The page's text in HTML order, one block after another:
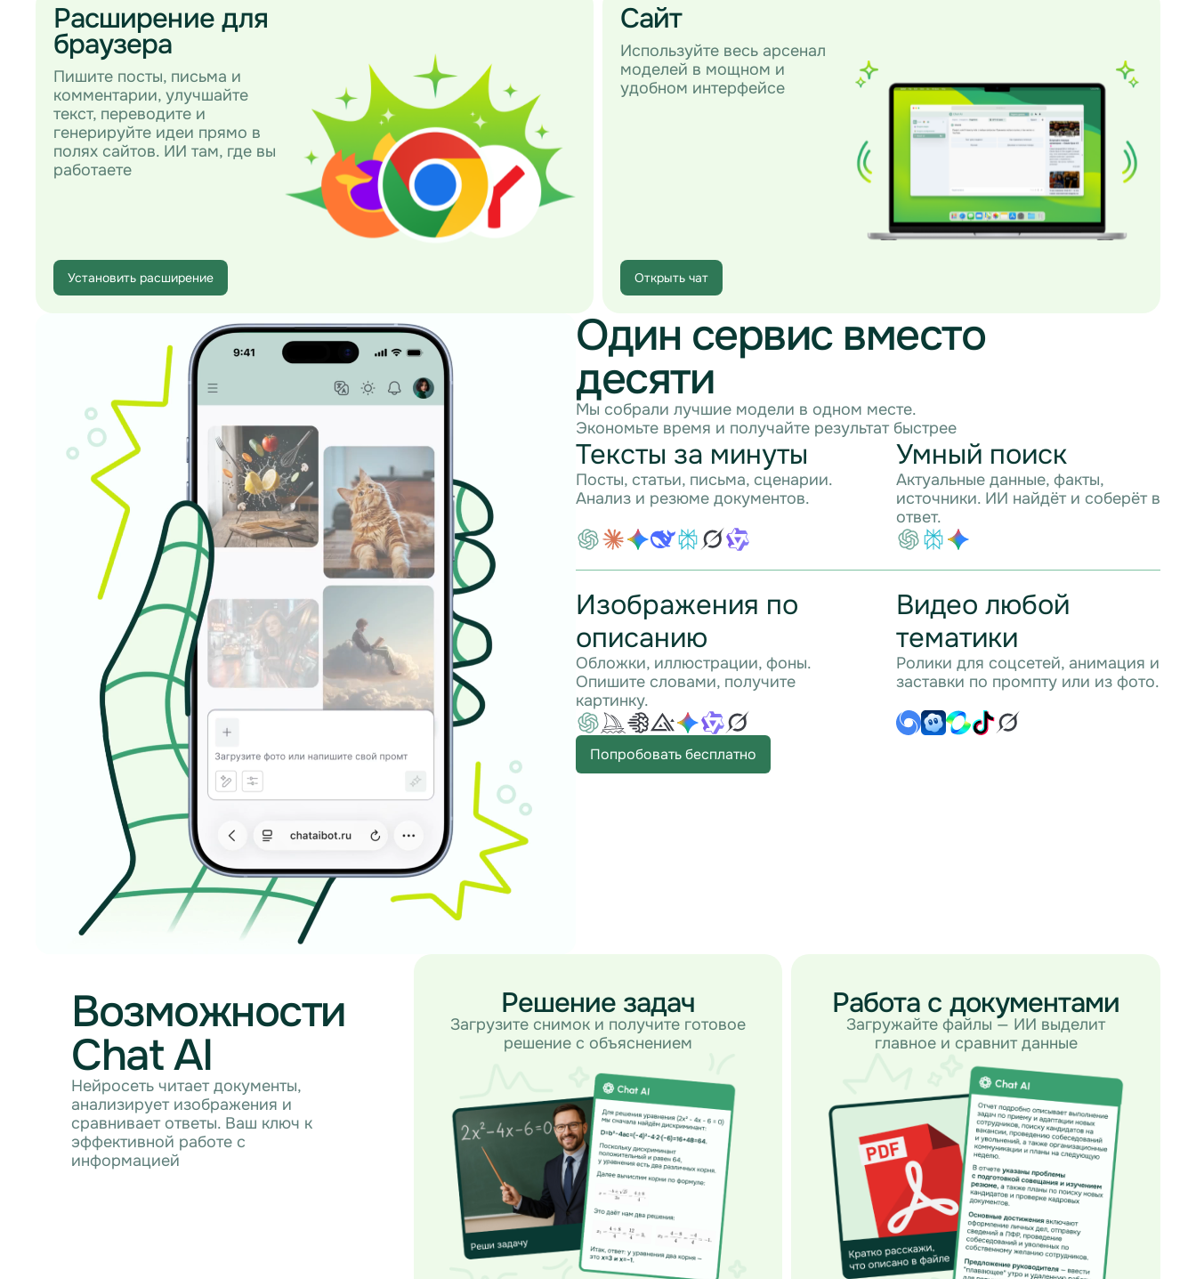
Расширение для
браузера
Пишите посты, письма и
комментарии, улучшайте
текст, переводите и
генерируйте идеи прямо в
полях сайтов. ИИ там, где вы
работаете
Установить расширение
Сайт
Используйте весь арсенал
моделей в мощном и
удобном интерфейсе
Открыть чат
Один сервис вместо
десяти
Мы собрали лучшие модели в одном месте.
Экономьте время и получайте результат быстрее
Тексты за минуты
Посты, статьи, письма, сценарии.
Анализ и резюме документов.
Умный поиск
Актуальные данные, факты,
источники. ИИ найдёт и соберёт в
ответ.
Изображения по
описанию
Обложки, иллюстрации, фоны.
Опишите словами, получите
картинку.
Видео любой
тематики
Ролики для соцсетей, анимация и
заставки по промпту или из фото.
Попробовать бесплатно
Возможности
Chat AI
Нейросеть читает документы,
анализирует изображения и
сравнивает ответы. Ваш ключ к
эффективной работе с
информацией
Решение задач
Загрузите снимок и получите готовое
решение с объяснением
Работа с документами
Загружайте файлы — ИИ выделит
главное и сравнит данные